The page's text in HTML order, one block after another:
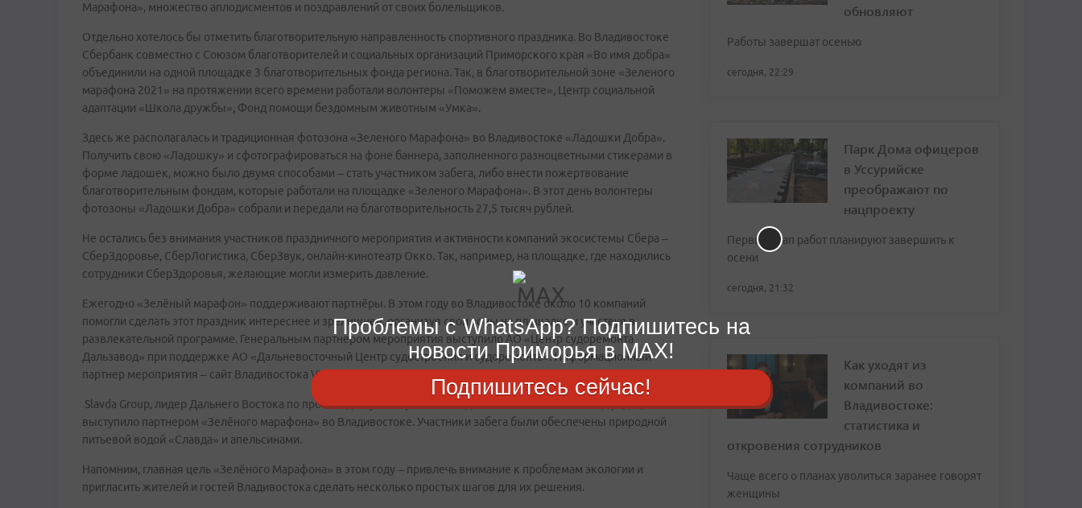
Марафона», множество аплодисментов и поздравлений от своих болельщиков.
Отдельно хотелось бы отметить благотворительную направленность спортивного праздника. Во Владивостоке
Сбербанк совместно с Союзом благотворителей и социальных организаций Приморского края «Во имя добра»
объединили на одной площадке 3 благотворительных фонда региона. Так, в благотворительной зоне «Зеленого
марафона 2021» на протяжении всего времени работали волонтеры «Поможем вместе», Центр социальной
адаптации «Школа дружбы», Фонд помощи бездомным животным «Умка».
Здесь же располагалась и традиционная фотозона «Зеленого Марафона» во Владивостоке «Ладошки Добра».
Получить свою «Ладошку» и сфотографироваться на фоне баннера, заполненного разноцветными стикерами в
форме ладошек, можно было двумя способами – стать участником забега, либо внести пожертвование
благотворительным фондам, которые работали на площадке «Зеленого Марафона». В этот день волонтеры
фотозоны «Ладошки Добра» собрали и передали на благотворительность 27,5 тысяч рублей.
Не остались без внимания участников праздничного мероприятия и активности компаний экосистемы Сбера –
СберЗдоровье, СберЛогистика, СберЗвук, онлайн-кинотеатр Окко. Так, например, на площадке, где находились
сотрудники СберЗдоровья, желающие могли измерить давление.
Ежегодно «Зелёный марафон» поддерживают партнёры. В этом году во Владивостоке около 10 компаний
помогли сделать этот праздник интереснее и зрелищнее, организуя свои зоны на площадке и участвуя в
развлекательной программе. Генеральным партнером мероприятия выступило АО «Центр судоремонта
Дальзавод» при поддержке АО «Дальневосточный Центр судостроения и судоремонта». Информационный
партнер мероприятия – сайт Владивостока VL.ru.
Slavda Group, лидер Дальнего Востока по производству минеральных вод и напитков на их основе, традиционно
выступило партнером «Зелёного марафона» во Владивостоке. Участники забега были обеспечены природной
питьевой водой «Славда» и апельсинами.
Напомним, главная цель «Зелёного Марафона» в этом году – привлечь внимание к проблемам экологии и
пригласить жителей и гостей Владивостока сделать несколько простых шагов для их решения.
обновляют
Работы завершат осенью
сегодня, 22:29
Парк Дома офицеров
в Уссурийске
преображают по
нацпроекту
Первый этап работ планируют завершить к
осени
сегодня, 21:32
Как уходят из
компаний во
Владивостоке:
статистика и
откровения сотрудников
Чаще всего о планах уволиться заранее говорят
женщины
Проблемы с WhatsApp? Подпишитесь на
новости Приморья в MAX!
Подпишитесь сейчас!